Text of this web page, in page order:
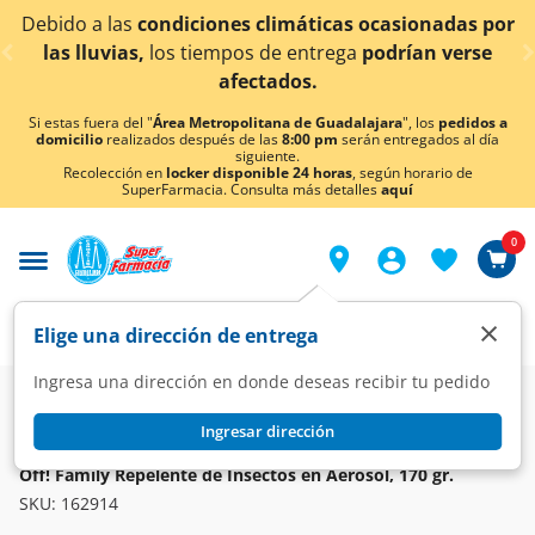
< div class="carousel-inner">
climáticas ocasionadas por
de entregapodrían verse
¡Ahora también en
Si estas fuera del "Área Metropolitana de Guadalajara", los pedidos a
domicilio realizados después de las8:00 pm serán entregados al día
siguiente.
Recolección en locker disponible 24 horas, según horario de
SuperFarmacia. Consulta más detallesaquí
Elige una dirección de entrega
Ingresa una dirección en donde deseas recibir tu pedido
Ingresar dirección
×
0
Super Higiene y Belleza
Higiene y Cuidado Corporal
Repelentes
OFF!
Off! Family Repelente de Insectos en Aerosol, 170 gr.
SKU: 162914